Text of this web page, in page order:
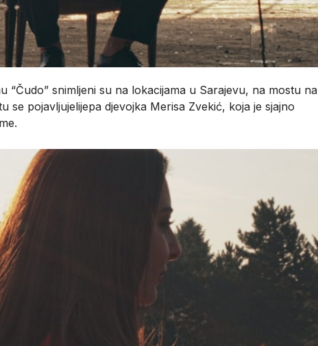
“Čudo” snimljeni su na lokacijama u Sarajevu, na mostu na
se pojavljujelijepa djevojka Merisa Zvekić, koja je sjajno